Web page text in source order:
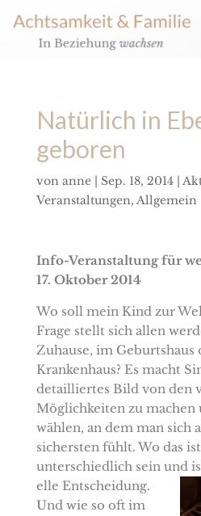
Natürlich in
geboren
von anne| Sep. 18, 2014|
Veranstaltungen, Allgemein
Info-Veranstaltung für
17. Oktober 2014
Wo soll mein Kind zur
Frage stellt sich allen
Zuhause, im
Krankenhaus? Es macht
detailliertes Bild von den
Möglichkeiten zu machen
wählen, an dem man sich
sichersten fühlt. Wo das
unterschiedlich sein und
elle Entscheidung.
Und wie so oft im